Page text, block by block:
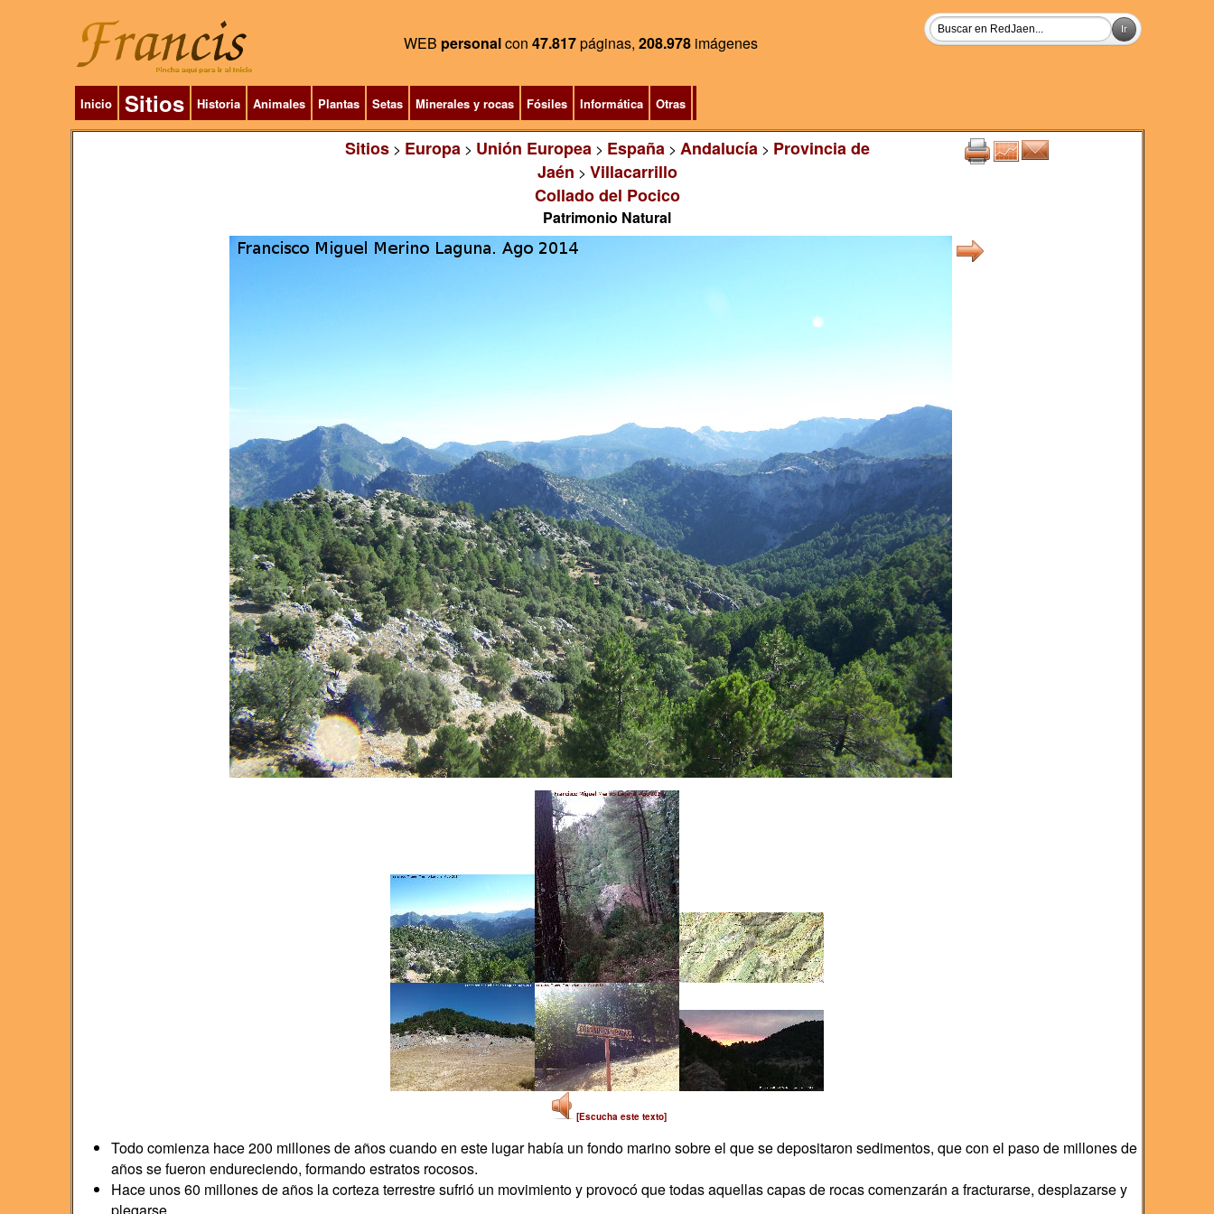
WEB personalcon 47.817páginas, 208.978 imágenes
Inicio Sitios Historia Animales Plantas Setas Minerales y rocas Fósiles Informática Otras
Sitios> Europa> Unión Europea> España> Andalucía> Provincia de
Jaén > Villacarrillo
Collado del Pocico
Patrimonio Natural
[Escucha este texto]
Todo comienza hace 200 millones de años cuando en este lugar había un fondo marino sobre el que se depositaron sedimentos, que con el paso de millones de
años se fueron endureciendo, formando estratos rocosos.
Hace unos 60 millones de años la corteza terrestre sufrió un movimiento y provocó que todas aquellas capas de rocas comenzarán a fracturarse, desplazarse y